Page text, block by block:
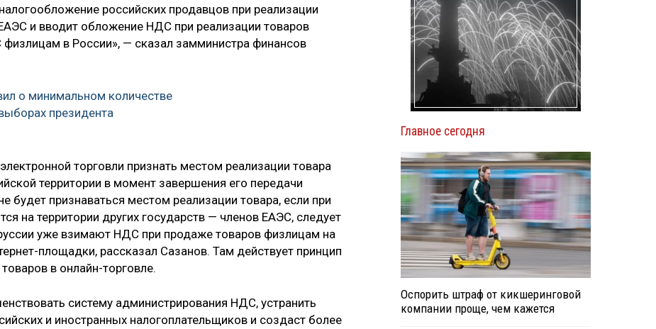
российских продавцов при реализации
и вводит обложение НДС при реализации товаров
физлицам в России», — сказал замминистра финансов
о минимальном количестве
президента
торговли признать местом реализации товара
территории в момент завершения его передачи
будет признаваться местом реализации товара, если при
на территории других государств — членов ЕАЭС, следует
уже взимают НДС при продаже товаров физлицам на
площадки, рассказал Сазанов. Там действует принцип
в онлайн-торговле.
систему администрирования НДС, устранить
и иностранных налогоплательщиков и создаст более
Главное сегодня
Оспорить штраф от кикшеринговой
компании проще, чем кажется